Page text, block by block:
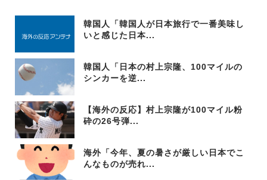
韓国人「韓国人が日本旅行で一番美味し
いと感じた日本...
韓国人「日本の村上宗隆、100マイルの
シンカーを逆...
【海外の反応】村上宗隆が100マイル粉
砕の26号弾...
海外「今年、夏の暑さが厳しい日本でこ
んなものが売れ...